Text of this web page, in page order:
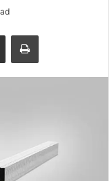
Share via Email Print